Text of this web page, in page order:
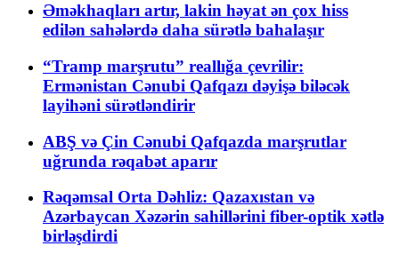
Əməkhaqları artır, lakin həyat ən çox hiss
edilən sahələrdə daha sürətlə bahalaşır
“Tramp marşrutu” reallığa çevrilir:
Ermənistan Cənubi Qafqazı dəyişə biləcək
layihəni sürətləndirir
ABŞ və Çin Cənubi Qafqazda marşrutlar
uğrunda rəqabət aparır
Rəqəmsal Orta Dəhliz: Qazaxıstan və
Azərbaycan Xəzərin sahillərini fiber-optik xətlə
birləşdirdi